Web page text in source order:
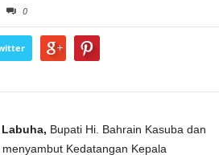
0
Bupati Hi. Bahrain Kasuba dan
Kedatangan Kepala